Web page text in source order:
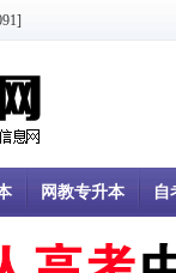
网教专升本 自